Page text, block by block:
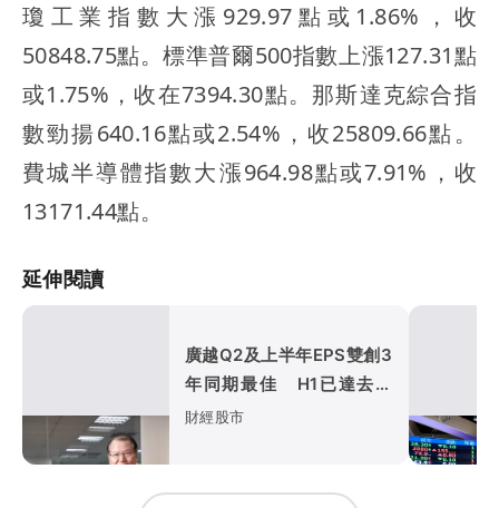
瓊工業指數大漲929.97點或1.86%，收
50848.75點。標準普爾500指數上漲127.31點
或1.75%，收在7394.30點。那斯達克綜合指
數勁揚640.16點或2.54%，收25809.66點。
費城半導體指數大漲964.98點或7.91%，收
13171.44點。
延伸閱讀
廣越Q2及上半年EPS雙創3
年同期最佳 H1已達去年
全年EPS逾8成
財經股市